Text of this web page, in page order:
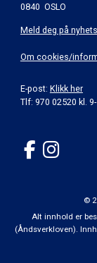
0840 OSLO
Meld deg på
Om cookies/
E-post: Klikk her
Tlf: 970 02520 kl.
©
Alt innhold er
(Åndsverkloven).